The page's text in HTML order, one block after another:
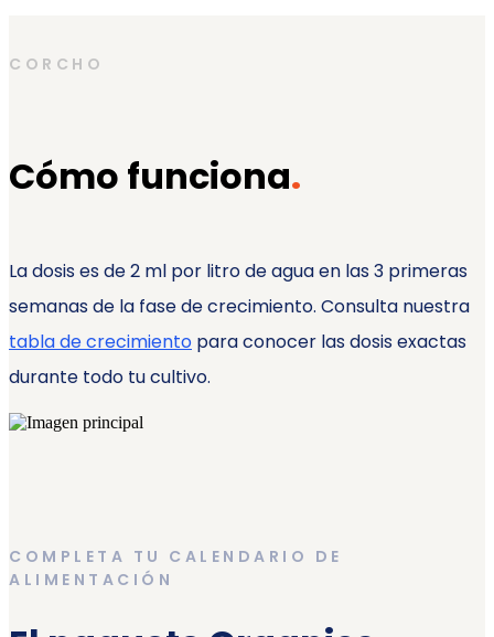
CORCHO
Cómo funciona.
La dosis es de 2 ml por litro de agua en las 3 primeras
semanas de la fase de crecimiento. Consulta nuestra
tabla de crecimiento para conocer las dosis exactas
durante todo tu cultivo.
COMPLETA TU CALENDARIO DE
ALIMENTACIÓN